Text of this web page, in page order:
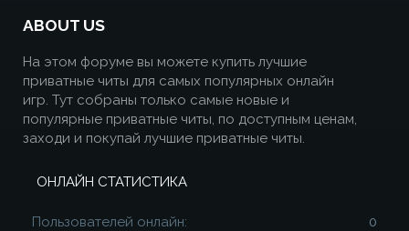
ABOUT US
На этом форуме вы можете купить лучшие
приватные читы для самых популярных онлайн
игр. Тут собраны только самые новые и
популярные приватные читы, по доступным ценам,
заходи и покупай лучшие приватные читы.
ОНЛАЙН СТАТИСТИКА
Пользователей онлайн
0